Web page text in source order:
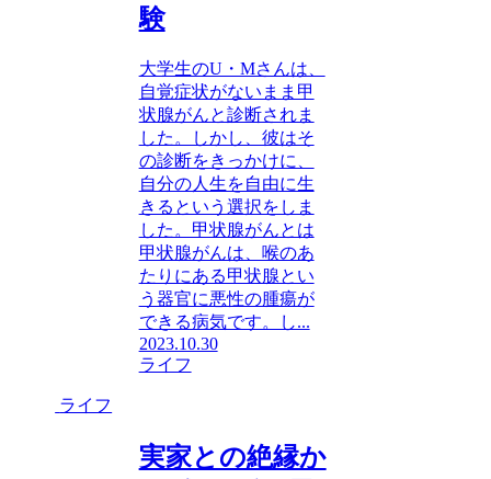
験
大学生のU・Mさんは、
自覚症状がないまま甲
状腺がんと診断されま
した。しかし、彼はそ
の診断をきっかけに、
自分の人生を自由に生
きるという選択をしま
した。甲状腺がんとは
甲状腺がんは、喉のあ
たりにある甲状腺とい
う器官に悪性の腫瘍が
できる病気です。し...
2023.10.30
ライフ
ライフ
実家との絶縁か